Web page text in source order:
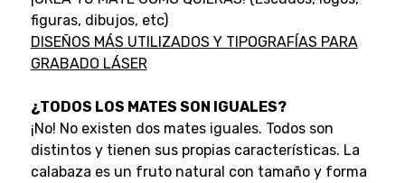
figuras, dibujos, etc)
DISEÑOS MÁS UTILIZADOS Y TIPOGRAFÍAS PARA
GRABADO LÁSER
¿TODOS LOS MATES SON IGUALES?
¡No! No existen dos mates iguales. Todos son
distintos y tienen sus propias características. La
calabaza es un fruto natural con tamaño y forma